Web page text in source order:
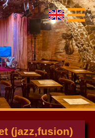
(jazz,fusion)